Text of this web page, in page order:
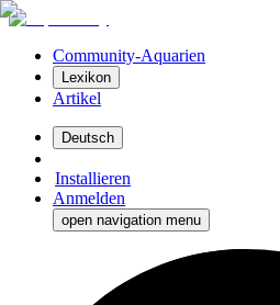
Community-Aquarien
Lexikon
Artikel
Deutsch
Installieren
Anmelden
open navigation menu